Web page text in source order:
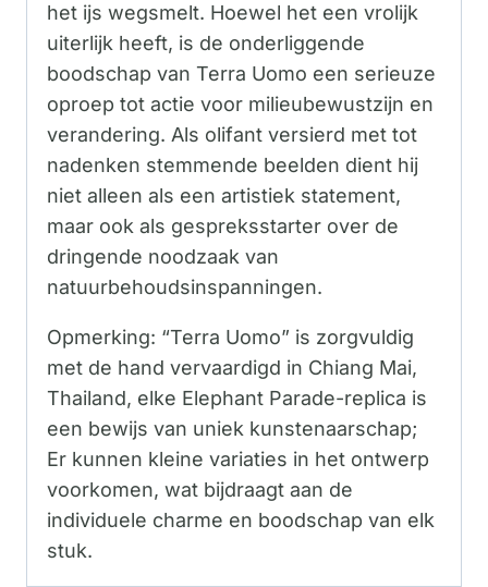
het ijs wegsmelt. Hoewel het een vrolijk
uiterlijk heeft, is de onderliggende
boodschap van Terra Uomo een serieuze
oproep tot actie voor milieubewustzijn en
verandering. Als olifant versierd met tot
nadenken stemmende beelden dient hij
niet alleen als een artistiek statement,
maar ook als gespreksstarter over de
dringende noodzaak van
natuurbehoudsinspanningen.
Opmerking: “Terra Uomo” is zorgvuldig
met de hand vervaardigd in Chiang Mai,
Thailand, elke Elephant Parade-replica is
een bewijs van uniek kunstenaarschap;
Er kunnen kleine variaties in het ontwerp
voorkomen, wat bijdraagt ​​aan de
individuele charme en boodschap van elk
stuk.